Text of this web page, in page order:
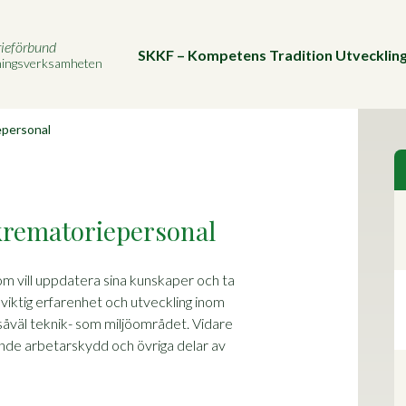
SKKF – Kompetens Tradition
vill uppdatera sina kunskaper och ta
erfarenhet och utveckling inom
teknik- som miljöområdet. Vidare
arbetarskydd och övriga delar av